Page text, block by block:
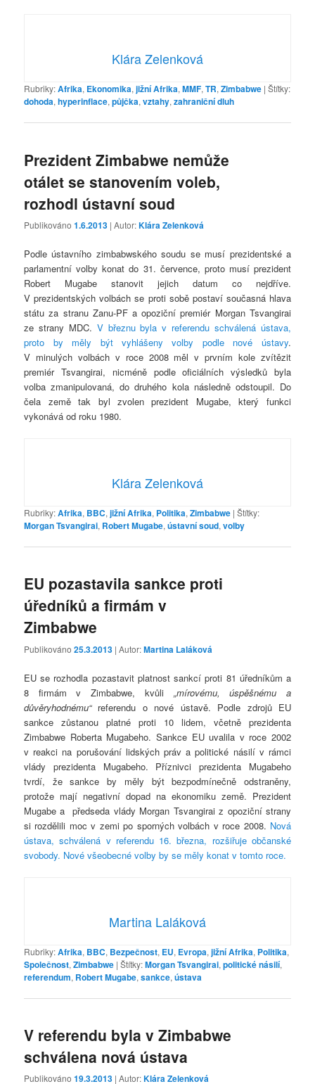
Klára Zelenková
Rubriky:Afrika, Ekonomika,jižní Afrika,MMF,TR,Zimbabwe |Štítky:
dohoda,hyperinflace,půjčka,vztahy,zahraniční dluh
Prezident Zimbabwe nemůže
otálet se stanovením voleb,
rozhodl ústavní soud
Publikováno1.6.2013 | Autor:Klára Zelenková
Podle ústavního zimbabwského soudu se musí prezidentské a
parlamentní volby konat do 31. července, proto musí prezident
Robert Mugabe stanovit jejich datum co nejdříve.
V prezidentských volbách se proti sobě postaví současná hlava
státu za stranu Zanu-PF a opoziční premiér Morgan Tsvangirai
ze strany MDC. V březnu byla v referendu schválená ústava,
proto by měly být vyhlášeny volby podle nové ústavy.
V minulých volbách v roce 2008 měl v prvním kole zvítězit
premiér Tsvangirai, nicméně podle oficiálních výsledků byla
volba zmanipulovaná, do druhého kola následně odstoupil. Do
čela země tak byl zvolen prezident Mugabe, který funkci
vykonává od roku 1980.
Klára Zelenková
Rubriky:Afrika, BBC,jižní Afrika, Politika,Zimbabwe |Štítky:
Morgan Tsvangirai, Robert Mugabe,ústavní soud,volby
EU pozastavila sankce proti
úředníků a firmám v
Zimbabwe
Publikováno25.3.2013 | Autor:Martina Laláková
EU se rozhodla pozastavit platnost sankcí proti 81 úředníkům a
8 firmám v Zimbabwe, kvůli „mírovému, úspěšnému a
důvěryhodnému“referendu o nové ústavě. Podle zdrojů EU
sankce zůstanou platné proti 10 lidem, včetně prezidenta
Zimbabwe Roberta Mugabeho. Sankce EU uvalila v roce 2002
v reakci na porušování lidských práv a politické násilí v rámci
vlády prezidenta Mugabeho. Příznivci prezidenta Mugabeho
tvrdí, že sankce by měly být bezpodmínečně odstraněny,
protože mají negativní dopad na ekonomiku země. Prezident
Mugabe a předseda vlády Morgan Tsvangirai z opoziční strany
si rozdělili moc v zemi po sporných volbách v roce 2008. Nová
ústava, schválená v referendu 16. března, rozšiřuje občanské
svobody. Nové všeobecné volby by se měly konat v tomto roce.
Martina Laláková
Rubriky:Afrika, BBC, Bezpečnost, EU, Evropa,jižní Afrika, Politika,
Společnost,Zimbabwe |Štítky:Morgan Tsvangirai,politické násilí,
referendum, Robert Mugabe,sankce,ústava
V referendu byla v Zimbabwe
schválena nová ústava
Publikováno19.3.2013 | Autor:Klára Zelenková